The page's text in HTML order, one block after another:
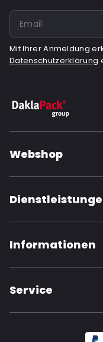
Mit Ihrer Anmeldung
Datenschutzerklärung
Webshop
Informationen
Service